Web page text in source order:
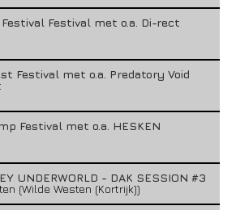
Festival met o.a. Di-rect
Festival met o.a. Predatory Void
Festival met o.a. HESKEN
UNDERWORLD - DAK SESSION #3
(Wilde Westen (Kortrijk))